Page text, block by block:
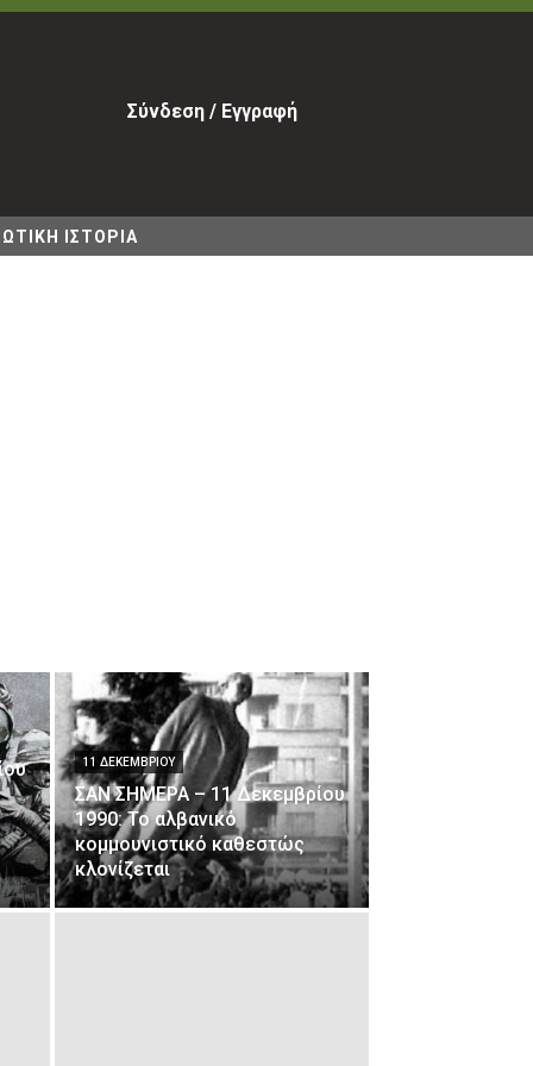
Σύνδεση / Εγγραφή
ΙΣΤΟΡΙΑ
11 ΔΕΚΕΜΒΡΊΟΥ
ΣΑΝ ΣΗΜΕΡΑ – 11 Δεκεμβρίου
1990: Το αλβανικό
κομμουνιστικό καθεστώς
κλονίζεται